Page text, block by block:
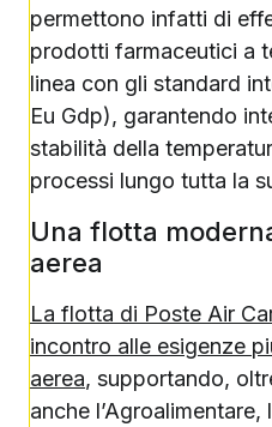
permettono infatti di
prodotti farmaceutici a
linea con gli standard
Eu Gdp), garantendo
stabilità della
processi lungo tutta la
Una flotta
aerea
La flotta di Poste Air
incontro alle esigenze
aerea, supportando,
anche l’Agroalimentare,